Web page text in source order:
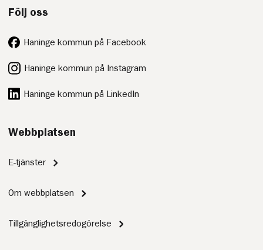
Följ oss
Haninge kommun på Facebook
Haninge kommun på Instagram
Haninge kommun på LinkedIn
Webbplatsen
E-tjänster
Om webbplatsen
Tillgänglighetsredogörelse